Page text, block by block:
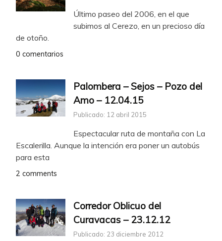
Último paseo del 2006, en el que
subimos al Cerezo, en un precioso día
de otoño.
0 comentarios
Palombera – Sejos – Pozo del
Amo – 12.04.15
Publicado: 12 abril 2015
Espectacular ruta de montaña con La
Escalerilla. Aunque la intención era poner un autobús
para esta
2 comments
Corredor Oblicuo del
Curavacas – 23.12.12
Publicado: 23 diciembre 2012